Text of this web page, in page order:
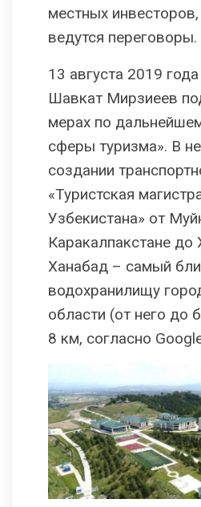
местных
ведутся переговоры.
13 августа 2019
Шавкат Мирзиеев
мерах по
сферы туризма». В
создании
«Туристская
Узбекистана» от
Каракалпакстане до
Ханабад – самый
водохранилищу
области (от него до
8 км, согласно